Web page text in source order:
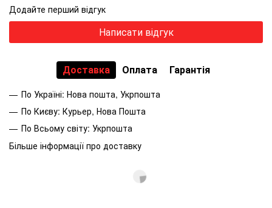
Додайте перший відгук
Написати відгук
Доставка Оплата Гарантія
По Україні: Нова пошта, Укрпошта
По Києву: Курьер, Нова Пошта
По Всьому світу: Укрпошта
Більше інформації про доставку